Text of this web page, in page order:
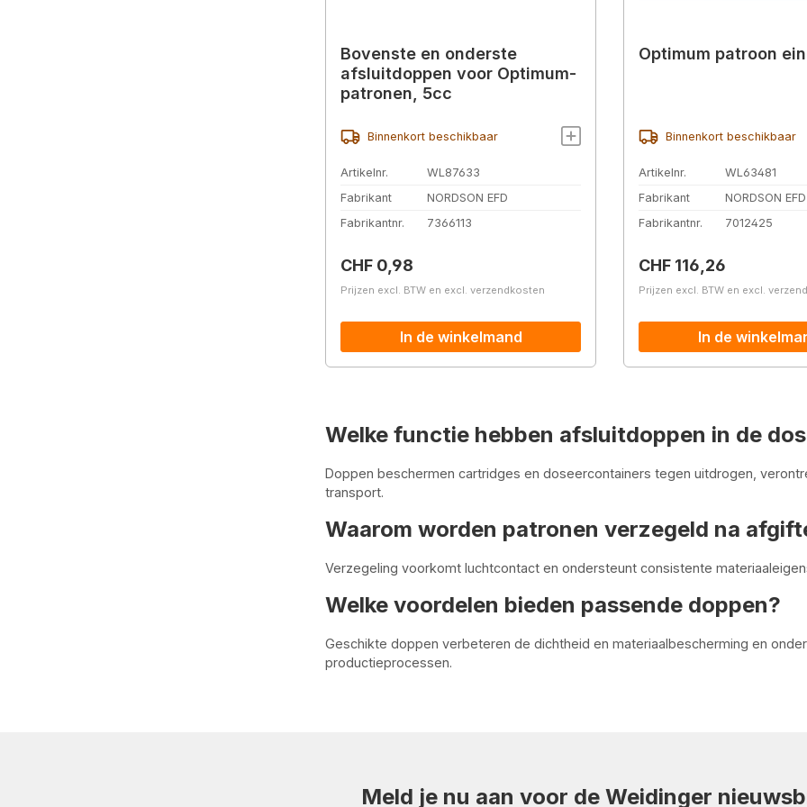
Bovenste en onderste
afsluitdoppen voor Optimum-
patronen, 5cc
Binnenkort beschikbaar
Artikelnr.
WL87633
Fabrikant
NORDSON EFD
Fabrikantnr.
7366113
Normale prijs:
CHF 0,98
Prijzen excl. BTW en excl. verzendkosten
In de winkelmand
Optimum patroon
Binnenkort beschikbaar
Artikelnr.
WL63481
Fabrikant
NORDSON EFD
Fabrikantnr.
7012425
Normale prijs:
CHF 116,26
Prijzen excl. BTW en excl.
In de
Welke functie hebben afsluitdoppen in de
Doppen beschermen cartridges en doseercontainers tegen uitdrogen,
transport.
Waarom worden patronen verzegeld na
Verzegeling voorkomt luchtcontact en ondersteunt consistente
Welke voordelen bieden passende doppen?
Geschikte doppen verbeteren de dichtheid en materiaalbescherming en
productieprocessen.
Meld je nu aan voor de Weidinger